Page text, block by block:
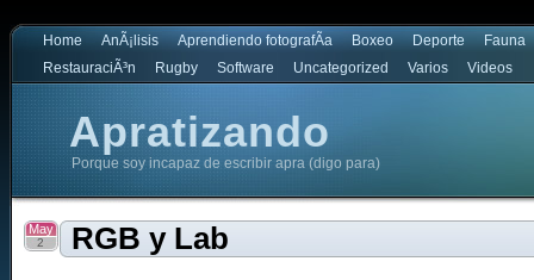
Home AnÃ¡lisis Aprendiendo fotografÃ­a Boxeo Deporte
Fauna
RestauraciÃ³n
Rugby Software Uncategorized Varios Videos
Apratizando
Porque soy incapaz de escribir apra (digo para)
RGB y Lab
May
2